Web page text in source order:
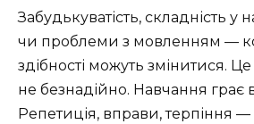
Забудькуватість, складність у
чи проблеми з мовленням —
здібності можуть змінитися.
не безнадійно. Навчання грає
Репетиція, вправи, терпіння